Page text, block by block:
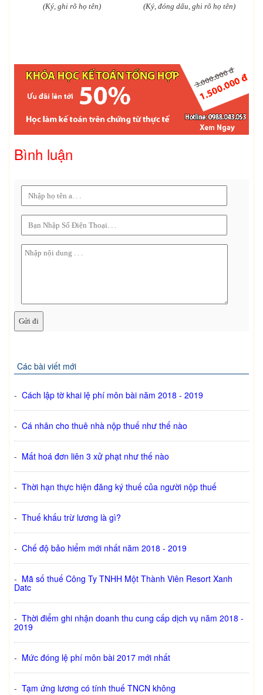
(Ký, ghi rõ họ tên)
(Ký, đóng dấu, ghi rõ họ tên)
Bình luận
Các bài viết mới
- Cách lập tờ khai lệ phí môn bài năm 2018 - 2019
- Cá nhân cho thuê nhà nộp thuế như thế nào
- Mất hoá đơn liên 3 xử phạt như thế nào
- Thời hạn thực hiện đăng ký thuế của người nộp thuế
- Thuế khấu trừ lương là gì?
- Chế độ bảo hiểm mới nhất năm 2018 - 2019
- Mã số thuế Công Ty TNHH Một Thành Viên Resort Xanh
Datc
- Thời điểm ghi nhận doanh thu cung cấp dịch vụ năm 2018 -
2019
- Mức đóng lệ phí môn bài 2017 mới nhất
- Tạm ứng lương có tính thuế TNCN không